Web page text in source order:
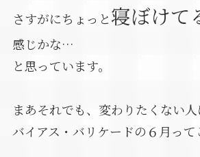
さすがにちょっと寝ぼけて
感じかな…
と思っています。
まあそれでも、変わりたくない
バイアス・バリケードの６月って